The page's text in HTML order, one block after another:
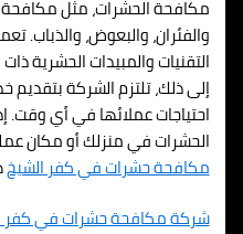
مكافحة الحشرات، مثل مكافحة
والفئران، والبعوض، والذباب.
التقنيات والمبيدات الحشرية
إلى ذلك، تلتزم الشركة بتقديم
احتياجات عملائها في أي
الحشرات في منزلك أو مكان
مكافحة حشرات في كفر الشيخ
شركة مكافحة حشرات في كفر